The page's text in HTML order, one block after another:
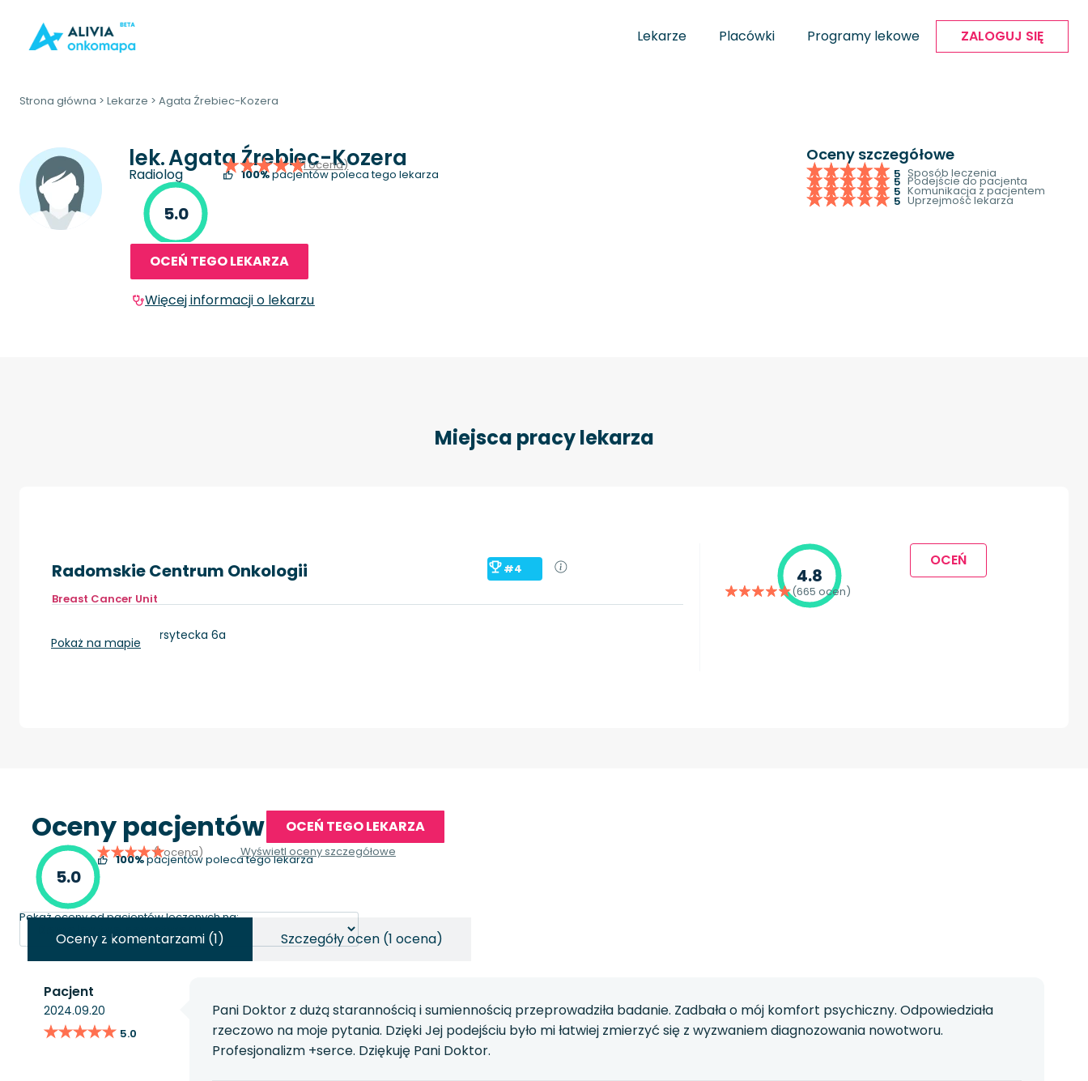
Lekarze Placówki Programy lekowe ZALOGUJ SIĘ
Strona główna > Lekarze > Agata Źrebiec-Kozera
lek.Agata Źrebiec-Kozera
Radiolog
5.0
(1 ocena)
100%pacjentów poleca tego lekarza
OCEŃ TEGO LEKARZA
Więcej informacji o lekarzu
Oceny szczegółowe
5 Sposób leczenia
5 Podejście do pacjenta
5 Komunikacja z pacjentem
5 Uprzejmość lekarza
Miejsca pracy lekarza
Radomskie Centrum Onkologii
#4
Breast Cancer Unit
Radom, ul. Uniwersytecka 6a
Pokaż na mapie
4.8
(665 ocen)
OCEŃ
Oceny pacjentów OCEŃ TEGO LEKARZA
5.0
(1 ocena)
100%pacjentów poleca tego lekarza
Wyświetl oceny szczegółowe
Pokaż oceny od pacjentów leczonych na:
Oceny z komentarzami (1) Szczegóły ocen (1 ocena)
Pacjent
2024.09.20
★★★★★
★★★★★ 5.0
Pani Doktor z dużą starannością i sumiennością przeprowadziła badanie. Zadbała o mój komfort psychiczny. Odpowiedziała
rzeczowo na moje pytania. Dzięki Jej podejściu było mi łatwiej zmierzyć się z wyzwaniem diagnozowania nowotworu.
Profesjonalizm +serce. Dziękuję Pani Doktor.